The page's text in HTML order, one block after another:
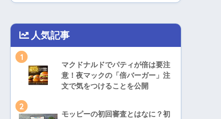
人気記事
1
マクドナルドでパティが倍は要注
意！夜マックの「倍バーガー」注
文で気をつけることを公開
2
モッピーの初回審査とはなに？初